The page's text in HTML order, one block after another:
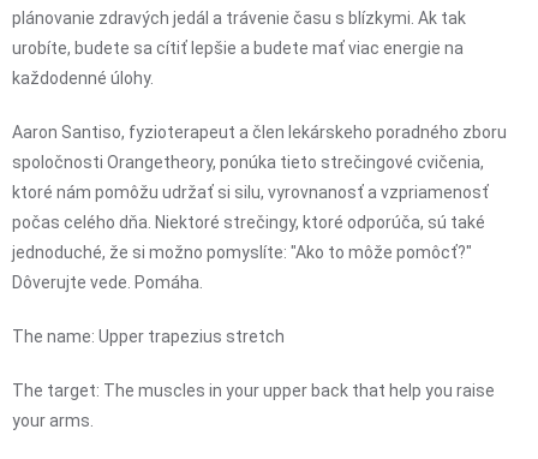
plánovanie zdravých jedál a trávenie času s blízkymi. Ak tak
urobíte, budete sa cítiť lepšie a budete mať viac energie na
každodenné úlohy.
Aaron Santiso, fyzioterapeut a člen lekárskeho poradného zboru
spoločnosti Orangetheory, ponúka tieto strečingové cvičenia,
ktoré nám pomôžu udržať si silu, vyrovnanosť a vzpriamenosť
počas celého dňa. Niektoré strečingy, ktoré odporúča, sú také
jednoduché, že si možno pomyslíte: "Ako to môže pomôcť?"
Dôverujte vede. Pomáha.
The name: Upper trapezius stretch
The target: The muscles in your upper back that help you raise
your arms.